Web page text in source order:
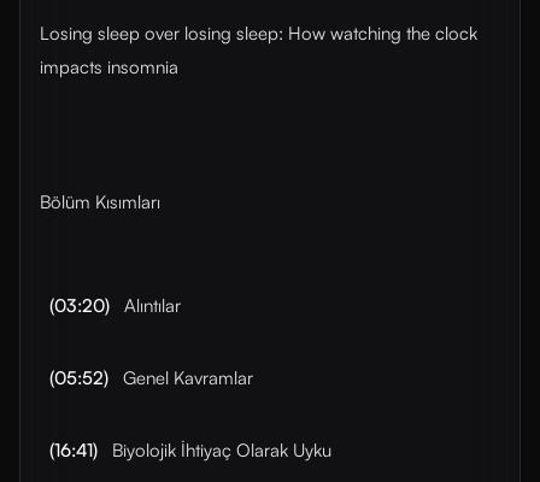
Losing sleep over losing sleep: How watching the clock
impacts insomnia
Bölüm Kısımları
(03:20) Alıntılar
(05:52) Genel Kavramlar
(16:41) Biyolojik İhtiyaç Olarak Uyku